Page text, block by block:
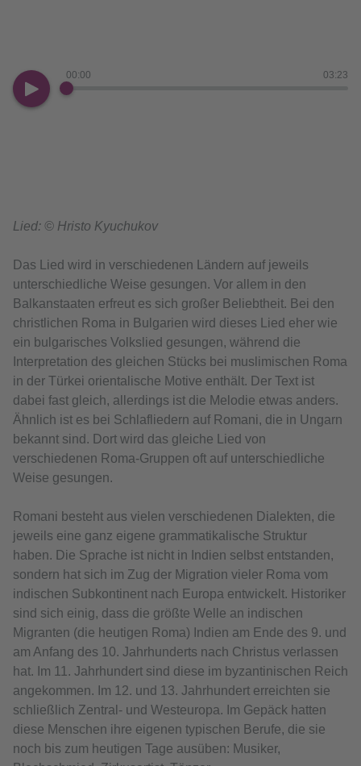
00:00 03:23
Lied: © Hristo Kyuchukov
Das Lied wird in verschiedenen Ländern auf jeweils
unterschiedliche Weise gesungen. Vor allem in den
Balkanstaaten erfreut es sich großer Beliebtheit. Bei den
christlichen Roma in Bulgarien wird dieses Lied eher wie
ein bulgarisches Volkslied gesungen, während die
Interpretation des gleichen Stücks bei muslimischen Roma
in der Türkei orientalische Motive enthält. Der Text ist
dabei fast gleich, allerdings ist die Melodie etwas anders.
Ähnlich ist es bei Schlafliedern auf Romani, die in Ungarn
bekannt sind. Dort wird das gleiche Lied von
verschiedenen Roma-Gruppen oft auf unterschiedliche
Weise gesungen.
Romani besteht aus vielen verschiedenen Dialekten, die
jeweils eine ganz eigene grammatikalische Struktur
haben. Die Sprache ist nicht in Indien selbst entstanden,
sondern hat sich im Zug der Migration vieler Roma vom
indischen Subkontinent nach Europa entwickelt. Historiker
sind sich einig, dass die größte Welle an indischen
Migranten (die heutigen Roma) Indien am Ende des 9. und
am Anfang des 10. Jahrhunderts nach Christus verlassen
hat. Im 11. Jahrhundert sind diese im byzantinischen Reich
angekommen. Im 12. und 13. Jahrhundert erreichten sie
schließlich Zentral- und Westeuropa. Im Gepäck hatten
diese Menschen ihre eigenen typischen Berufe, die sie
noch bis zum heutigen Tage ausüben: Musiker,